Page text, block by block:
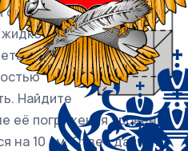
со стороной
Найдите
её погружения уровень
на 10 см. Ответ дайте в